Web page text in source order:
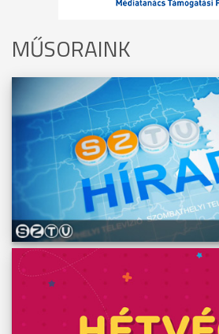
MŰSORAINK